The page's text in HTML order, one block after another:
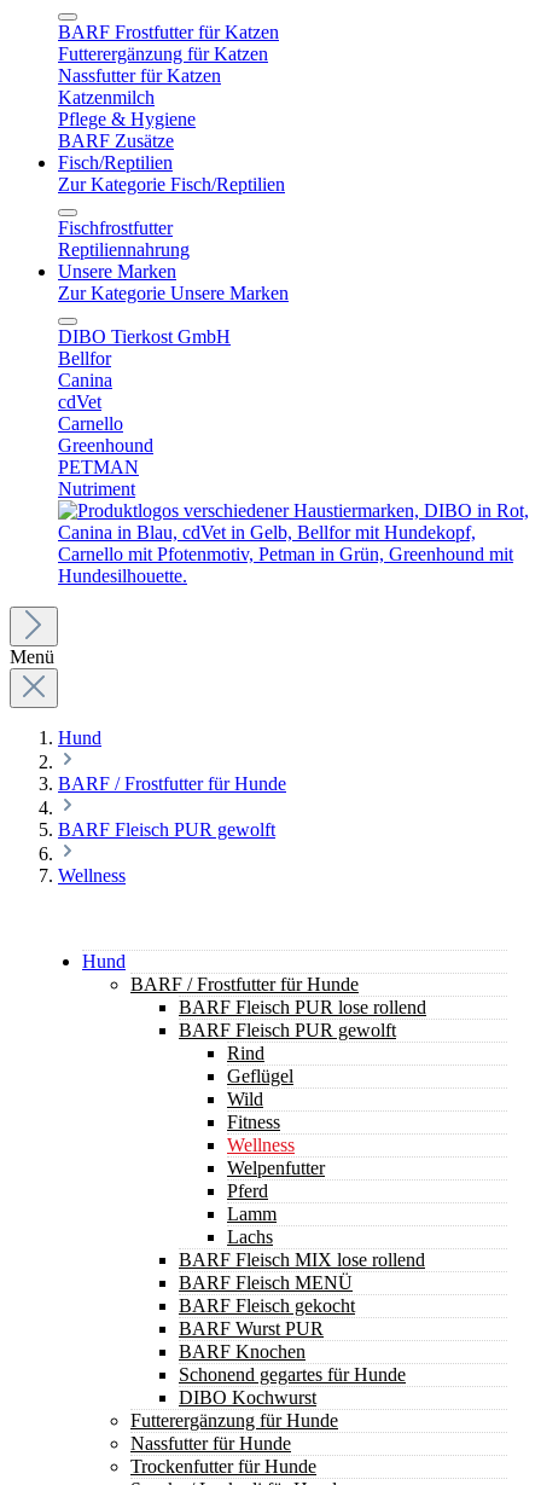
BARF Frostfutter für Katzen
Futterergänzung für Katzen
Nassfutter für Katzen
Katzenmilch
Pflege & Hygiene
BARF Zusätze
Fisch/Reptilien
Zur Kategorie Fisch/Reptilien
Fischfrostfutter
Reptiliennahrung
Unsere Marken
Zur Kategorie Unsere Marken
DIBO Tierkost GmbH
Bellfor
Canina
cdVet
Carnello
Greenhound
PETMAN
Nutriment
Menü
Hund
BARF / Frostfutter für Hunde
BARF Fleisch PUR gewolft
Wellness
Hund
BARF / Frostfutter für Hunde
BARF Fleisch PUR lose rollend
BARF Fleisch PUR gewolft
Rind
Geflügel
Wild
Fitness
Wellness
Welpenfutter
Pferd
Lamm
Lachs
BARF Fleisch MIX lose rollend
BARF Fleisch MENÜ
BARF Fleisch gekocht
BARF Wurst PUR
BARF Knochen
Schonend gegartes für Hunde
DIBO Kochwurst
Futterergänzung für Hunde
Nassfutter für Hunde
Trockenfutter für Hunde